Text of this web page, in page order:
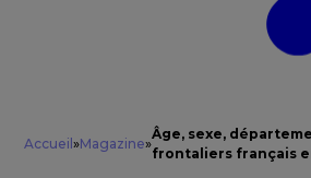
Accueil»Magazine»
Âge, sexe,
frontaliers français